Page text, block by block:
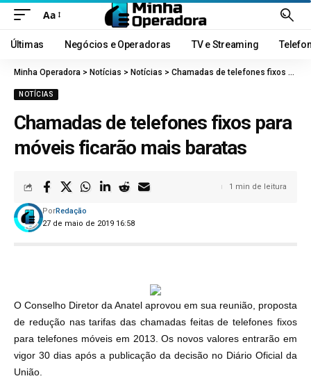
Aa
Últimas Negócios e Operadoras TV e Streaming
Minha Operadora > Notícias > Notícias > Chamadas de telefones fixos para móveis ficarão mais baratas
NOTÍCIAS
Chamadas de telefones fixos para
móveis ficarão mais baratas
27 de maio de 2019 16:58
PorRedação
1 min de leitura
O Conselho Diretor da Anatel aprovou em sua reunião, proposta
de redução nas tarifas das chamadas feitas de telefones fixos
para telefones móveis em 2013. Os novos valores entrarão em
vigor 30 dias após a publicação da decisão no Diário Oficial da
União.